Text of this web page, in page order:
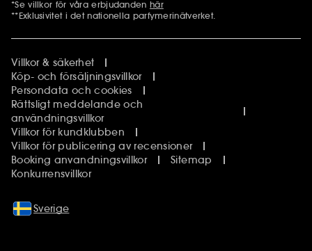
Ytterligare information
*Se villkor för våra erbjudanden här
**Exklusivitet i det nationella parfymerinätverket.
Villkor & säkerhet
Köp- och försäljningsvillkor
Persondata och cookies
Rättsligt meddelande och
användningsvillkor
Villkor för kundklubben
Villkor för publicering av recensioner
Booking anvandningsvillkor
Sitemap
Konkurrensvillkor
Sverige